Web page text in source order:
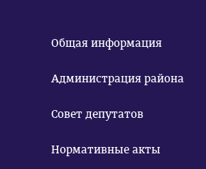
Общая информация
Администрация района
Совет депутатов
Нормативные акты